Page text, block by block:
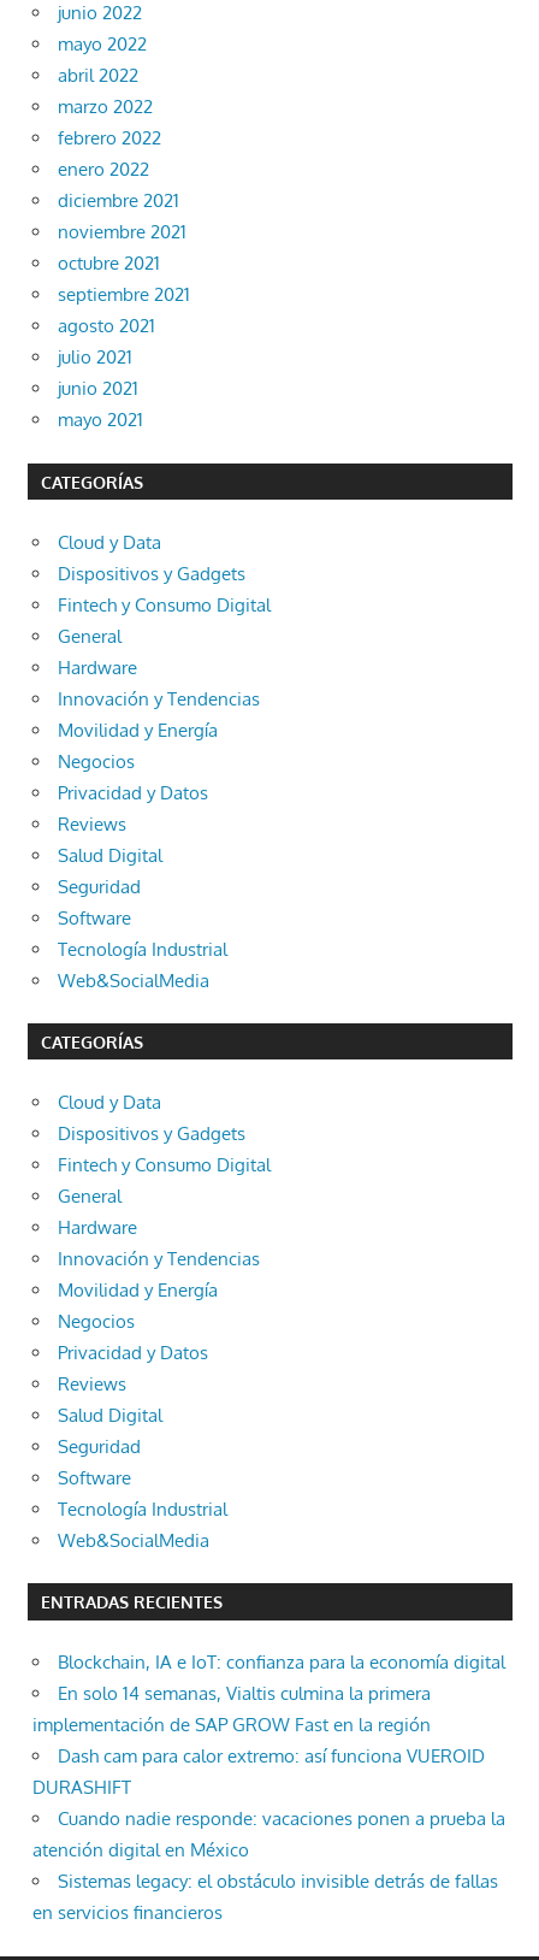
junio 2022
mayo 2022
abril 2022
marzo 2022
febrero 2022
enero 2022
diciembre 2021
noviembre 2021
octubre 2021
septiembre 2021
agosto 2021
julio 2021
junio 2021
mayo 2021
CATEGORÍAS
Cloud y Data
Dispositivos y Gadgets
Fintech y Consumo Digital
General
Hardware
Innovación y Tendencias
Movilidad y Energía
Negocios
Privacidad y Datos
Reviews
Salud Digital
Seguridad
Software
Tecnología Industrial
Web&SocialMedia
CATEGORÍAS
Cloud y Data
Dispositivos y Gadgets
Fintech y Consumo Digital
General
Hardware
Innovación y Tendencias
Movilidad y Energía
Negocios
Privacidad y Datos
Reviews
Salud Digital
Seguridad
Software
Tecnología Industrial
Web&SocialMedia
ENTRADAS RECIENTES
Blockchain, IA e IoT: confianza para la economía digital
En solo 14 semanas, Vialtis culmina la primera
implementación de SAP GROW Fast en la región
Dash cam para calor extremo: así funciona VUEROID
DURASHIFT
Cuando nadie responde: vacaciones ponen a prueba la
atención digital en México
Sistemas legacy: el obstáculo invisible detrás de fallas
en servicios financieros